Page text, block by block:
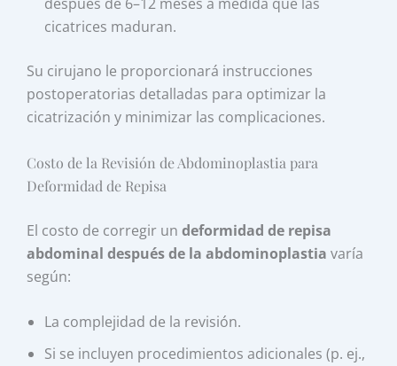
cicatrices maduran.
Su cirujano le proporcionará instrucciones
postoperatorias detalladas para optimizar la
cicatrización y minimizar las complicaciones.
Costo de la Revisión de Abdominoplastia para
Deformidad de Repisa
El costo de corregir undeformidad de repisa
abdominal después de la abdominoplastia varía
según:
La complejidad de la revisión.
Si se incluyen procedimientos adicionales (p. ej.,